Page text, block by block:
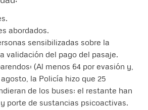
abordados.
sensibilizadas sobre la
validación del pago del pasaje.
(Al menos 64 por evasión y,
la Policía hizo que 25
de los buses; el restante han
porte de sustancias psicoactivas.